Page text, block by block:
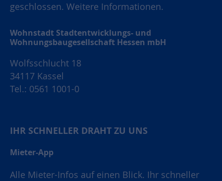
geschlossen. Weitere Informationen.
Wohnstadt Stadtentwicklungs- und
Wohnungsbaugesellschaft Hessen mbH
Wolfsschlucht 18
34117 Kassel
Tel.: 0561 1001-0
IHR SCHNELLER DRAHT ZU UNS
Mieter-App
Alle Mieter-Infos auf einen Blick. Ihr schneller